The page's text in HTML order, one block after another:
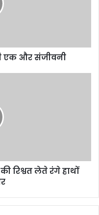
एक और संजीवनी
रिश्वत लेते रंगे हाथों